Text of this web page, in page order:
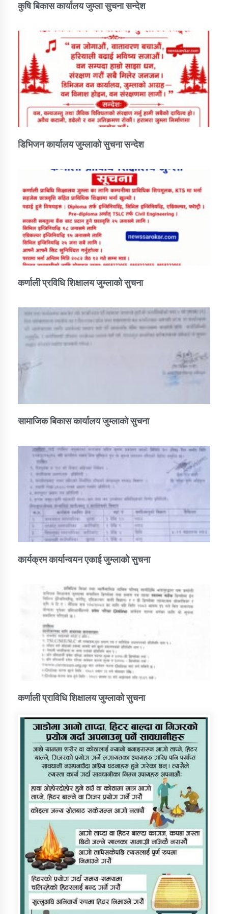
कुषि बिकास कार्यालय जुम्ला सुचना सन्देश
डिभिजन कार्यालय जुम्लाको सुचना सन्देश
कर्णाली प्रविधि शिक्षालय जुम्लाको सुचना
सामाजिक बिकास कार्यालय जुम्लाकाे सुचना
कार्यक्रम कार्यान्वयन एकाई जुम्लाको सुचना
कर्णाली प्राविधि शिक्षालय जुम्लाको सुचना